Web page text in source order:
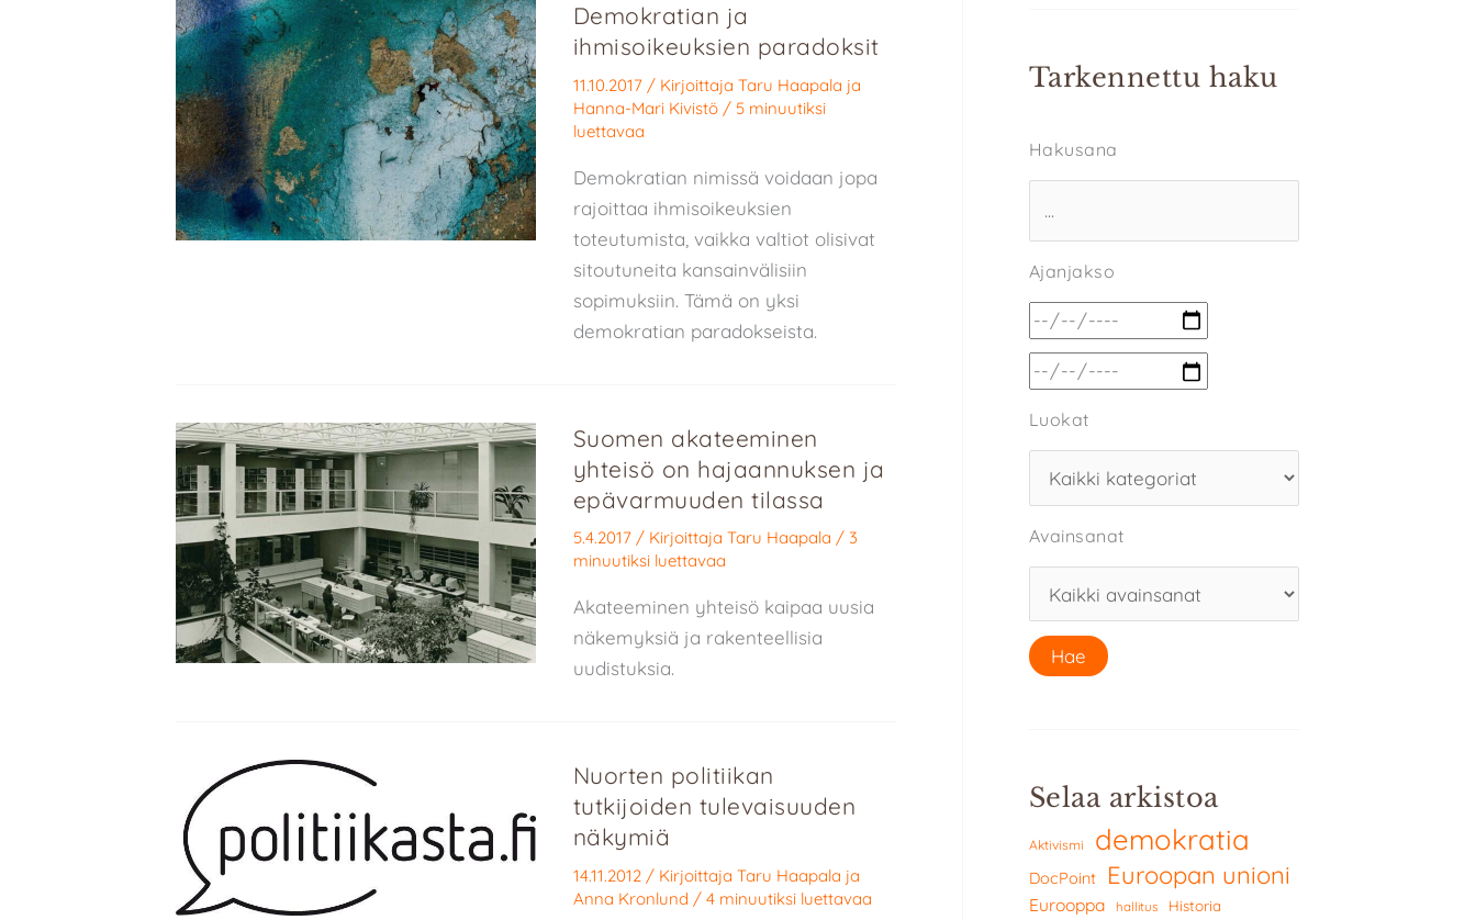
Demokratian ja
ihmisoikeuksien paradoksit
11.10.2017 / Kirjoittaja Taru Haapala ja
Hanna-Mari Kivistö/ 5 minuutiksi
luettavaa
Demokratian nimissä voidaan jopa
rajoittaa ihmisoikeuksien
toteutumista, vaikka valtiot olisivat
sitoutuneita kansainvälisiin
sopimuksiin. Tämä on yksi
demokratian paradokseista.
Suomen akateeminen
yhteisö on hajaannuksen ja
epävarmuuden tilassa
5.4.2017 / Kirjoittaja Taru Haapala / 3
minuutiksi luettavaa
Akateeminen yhteisö kaipaa uusia
näkemyksiä ja rakenteellisia
uudistuksia.
Nuorten politiikan
tutkijoiden tulevaisuuden
näkymiä
14.11.2012 / Kirjoittaja Taru Haapala ja
Anna Kronlund / 4 minuutiksi luettavaa
Tarkennettu haku
Hakusana
Ajanjakso
Luokat
Avainsanat
Selaa arkistoa
Aktivismi demokratia
DocPoint Euroopan unioni
Eurooppa hallitus Historia